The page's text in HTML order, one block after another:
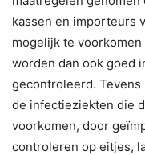
kassen en importeurs
mogelijk te
worden dan ook goed
gecontroleerd.
de infectieziekten die
voorkomen, door
controleren op eitjes,